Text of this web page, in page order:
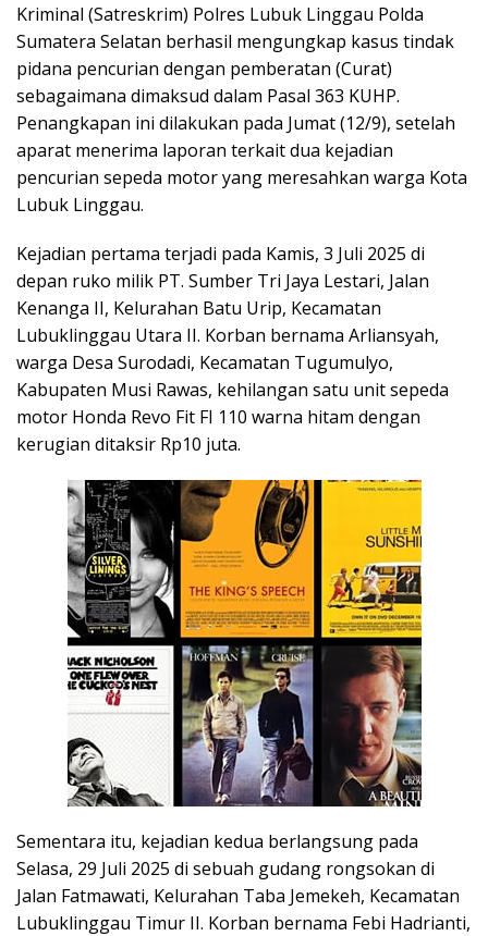
Kriminal (Satreskrim) Polres Lubuk Linggau Polda
Sumatera Selatan berhasil mengungkap kasus tindak
pidana pencurian dengan pemberatan (Curat)
sebagaimana dimaksud dalam Pasal 363 KUHP.
Penangkapan ini dilakukan pada Jumat (12/9), setelah
aparat menerima laporan terkait dua kejadian
pencurian sepeda motor yang meresahkan warga Kota
Lubuk Linggau.
Kejadian pertama terjadi pada Kamis, 3 Juli 2025 di
depan ruko milik PT. Sumber Tri Jaya Lestari, Jalan
Kenanga II, Kelurahan Batu Urip, Kecamatan
Lubuklinggau Utara II. Korban bernama Arliansyah,
warga Desa Surodadi, Kecamatan Tugumulyo,
Kabupaten Musi Rawas, kehilangan satu unit sepeda
motor Honda Revo Fit FI 110 warna hitam dengan
kerugian ditaksir Rp10 juta.
Sementara itu, kejadian kedua berlangsung pada
Selasa, 29 Juli 2025 di sebuah gudang rongsokan di
Jalan Fatmawati, Kelurahan Taba Jemekeh, Kecamatan
Lubuklinggau Timur II. Korban bernama Febi Hadrianti,